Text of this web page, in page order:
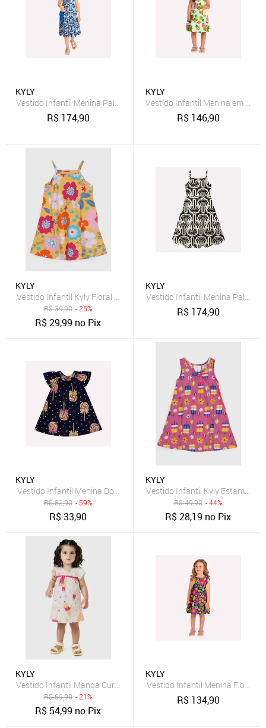
KYLY
Vestido Infantil Menina Palmeiras Kyly
R$ 174,90
KYLY
Vestido Infantil Menina em
R$ 146,90
KYLY
Vestido Infantil Kyly Floral Amarelo
R$39,90 - 25%
R$29,99 no Pix
KYLY
Vestido Infantil Menina
R$ 174,90
KYLY
Vestido Infantil Menina Doces Kyly
R$82,90 - 59%
R$33,90
KYLY
Vestido Infantil Kyly Estampado
R$49,90 - 44%
R$28,19 no Pix
KYLY
Vestido Infantil Manga Curta Kyly Sorvete Branco
R$69,90 - 21%
R$ 54,99 no Pix
KYLY
Vestido Infantil Menina Flores
R$ 134,90